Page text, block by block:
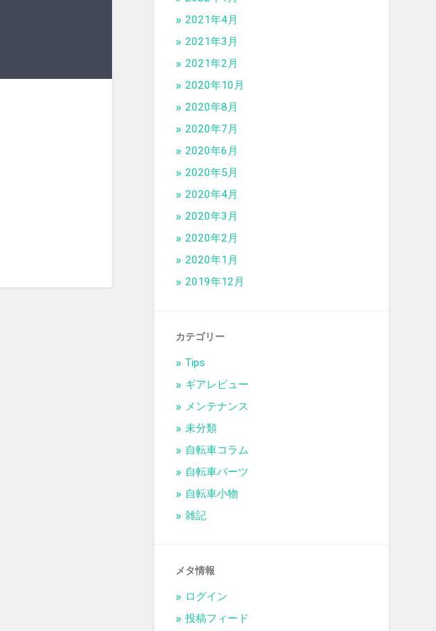
2021年4月
2021年3月
2021年2月
2020年10月
2020年8月
2020年7月
2020年6月
2020年5月
2020年4月
2020年3月
2020年2月
2020年1月
2019年12月
カテゴリー
Tips
ギアレビュー
メンテナンス
未分類
自転車コラム
自転車パーツ
自転車小物
雑記
メタ情報
ログイン
投稿フィード